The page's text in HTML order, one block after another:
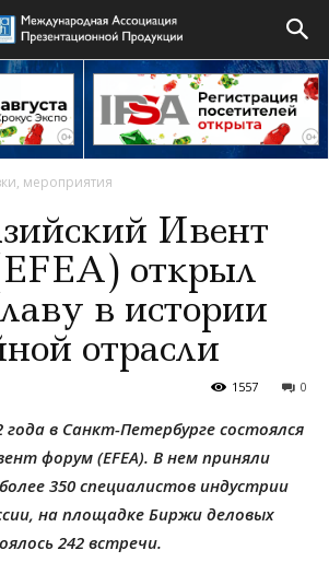
мероприятия
Ивент
открыл
в истории
отрасли
0
1557
года в Санкт-Петербурге состоялся
форум (EFEA). В нем приняли
350 специалистов индустрии
на площадке Биржи деловых
242 встречи.